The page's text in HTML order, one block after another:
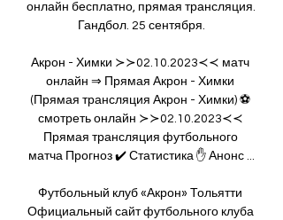
онлайн бесплатно, прямая трансляция.
Гандбол. 25 сентября.
Акрон - Химки ≻≻02.10.2023≺≺ матч
онлайн ⇒ Прямая Акрон - Химки
(Прямая трансляция Акрон - Химки) ⚽
смотреть онлайн ≻≻02.10.2023≺≺
Прямая трансляция футбольного
матча Прогноз ✔️ Статистика ✋ Анонс ...
Футбольный клуб «Акрон» Тольятти
Официальный сайт футбольного клуба